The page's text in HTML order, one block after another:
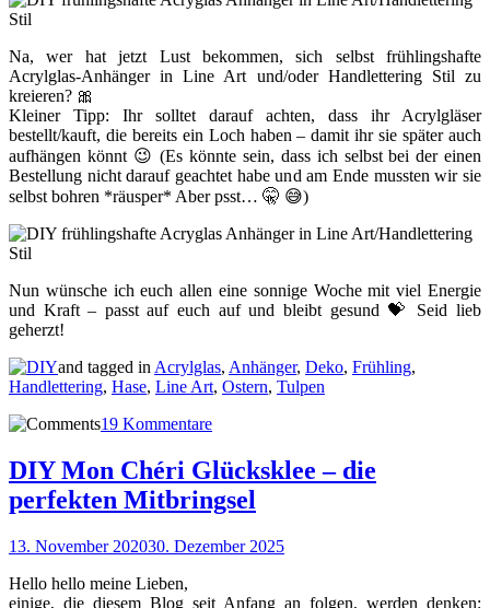
Na, wer hat jetzt Lust bekommen, sich selbst frühlingshafte
Acrylglas-Anhänger in Line Art und/oder Handlettering Stil zu
kreieren? 🎀
Kleiner Tipp: Ihr solltet darauf achten, dass ihr Acrylgläser
bestellt/kauft, die bereits ein Loch haben – damit ihr sie später auch
aufhängen könnt 😉 (Es könnte sein, dass ich selbst bei der einen
Bestellung nicht darauf geachtet habe und am Ende mussten wir sie
selbst bohren *räusper* Aber psst… 🤫 😅)
Nun wünsche ich euch allen eine sonnige Woche mit viel Energie
und Kraft – passt auf euch auf und bleibt gesund 💝 Seid lieb
geherzt!
and tagged in Acrylglas, Anhänger, Deko, Frühling,
Handlettering, Hase, Line Art, Ostern, Tulpen
19 Kommentare
DIY Mon Chéri Glücksklee – die
perfekten Mitbringsel
13. November 202030. Dezember 2025
Hello hello meine Lieben,
einige, die diesem Blog seit Anfang an folgen, werden denken: